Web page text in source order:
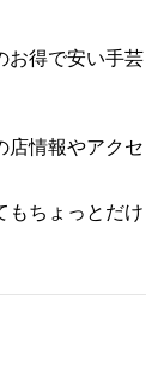
お得で安い手芸
店情報やアクセ
もちょっとだけ